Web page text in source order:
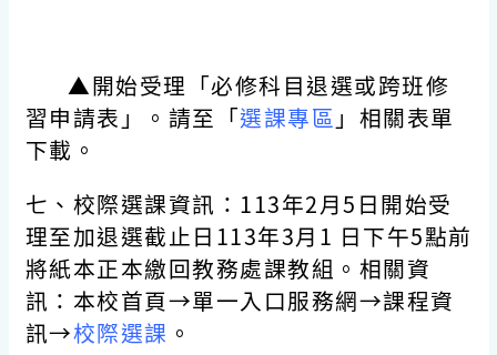
▲開始受理「必修科目退選或跨班修
習申請表」。 請至「選課專區 」相關表單
下載。
七、校際選課資訊：113年2月5日開始受
理至加退選截止日113年3月1 日下午5點前
將紙本正本繳回教務處課教組。相關資
訊：本校首頁→單一入口服務網→課程資
訊→校際選課 。